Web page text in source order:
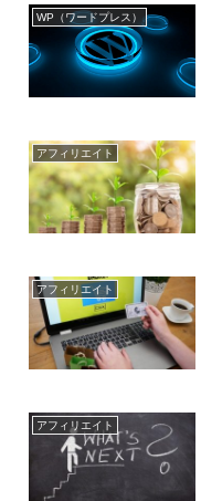
WP（ワードプレス）
アフィリエイト
アフィリエイト
アフィリエイト